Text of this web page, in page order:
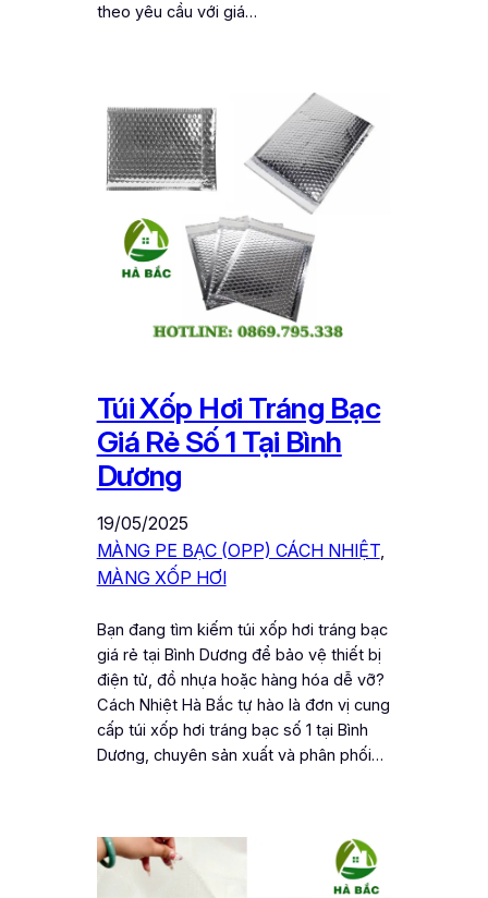
theo yêu cầu với giá…
Túi Xốp Hơi Tráng Bạc
Giá Rẻ Số 1 Tại Bình
Dương
19/05/2025
MÀNG PE BẠC (OPP) CÁCH NHIỆT
MÀNG XỐP HƠI
Bạn đang tìm kiếm túi xốp hơi tráng bạc
giá rẻ tại Bình Dương để bảo vệ thiết bị
điện tử, đồ nhựa hoặc hàng hóa dễ vỡ?
Cách Nhiệt Hà Bắc tự hào là đơn vị cung
cấp túi xốp hơi tráng bạc số 1 tại Bình
Dương, chuyên sản xuất và phân phối…